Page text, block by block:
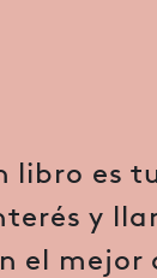
libro es
y
el mejor